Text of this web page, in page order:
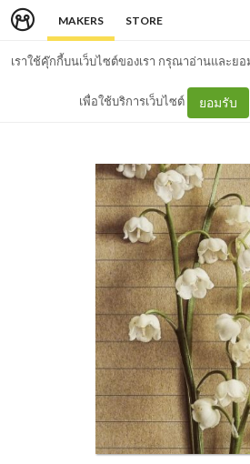
MAKERS STORE
เราใช้คุ๊กกี้บนเว็บไซต์ของเรา กรุณาอ่านและย
เพื่อใช้บริการเว็บไซต์ ยอมรับ